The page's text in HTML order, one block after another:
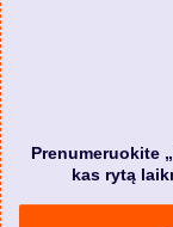
Prenumeruokite
kas rytą